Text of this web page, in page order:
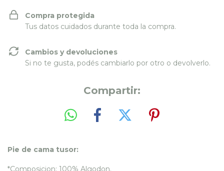
Compra protegida
Tus datos cuidados durante toda la compra.
Cambios y devoluciones
Si no te gusta, podés cambiarlo por otro o devolverlo.
Compartir:
Pie de cama tusor:
*Composicion: 100% Algodon.